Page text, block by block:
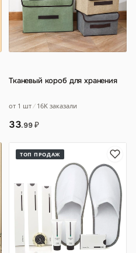
Тканевый короб для хранения
от 1 шт 16K заказали
33.99₽
ТОП ПРОДАЖ